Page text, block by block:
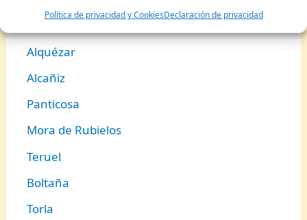
Política de privacidad y CookiesDeclaración de privacidad
Alquézar
Alcañiz
Panticosa
Mora de Rubielos
Teruel
Boltaña
Torla